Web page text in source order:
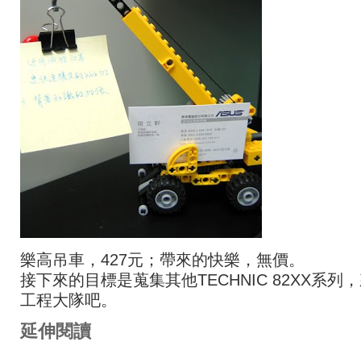
樂高吊車，427元；帶來的快樂，無價。
接下來的目標是蒐集其他TECHNIC 82XX系列
工程大隊吧。
延伸閱讀